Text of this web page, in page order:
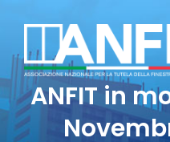
ANFIT in